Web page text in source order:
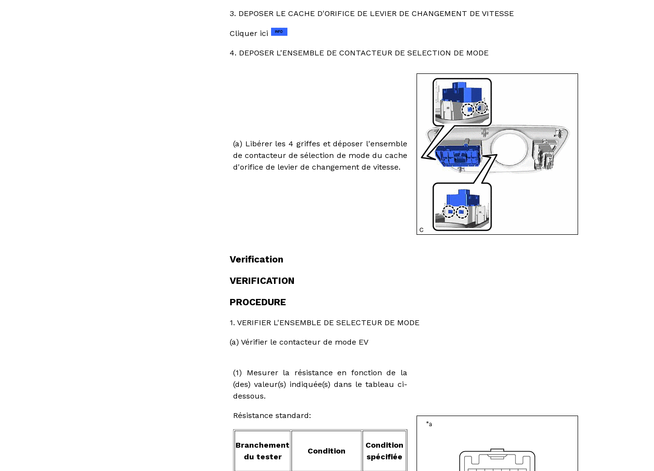
3. DEPOSER LE CACHE D'ORIFICE DE LEVIER DE CHANGEMENT DE VITESSE
Cliquer ici
4. DEPOSER L'ENSEMBLE DE CONTACTEUR DE SELECTION DE MODE
(a) Libérer les 4 griffes et déposer l'ensemble
de contacteur de sélection de mode du cache
d'orifice de levier de changement de vitesse.
Verification
VERIFICATION
PROCEDURE
1. VERIFIER L'ENSEMBLE DE SELECTEUR DE MODE
(a) Vérifier le contacteur de mode EV
(1) Mesurer la résistance en fonction de la
(des) valeur(s) indiquée(s) dans le tableau ci-
dessous.
Résistance standard:
Branchement
du tester
Condition
Condition
spécifiée